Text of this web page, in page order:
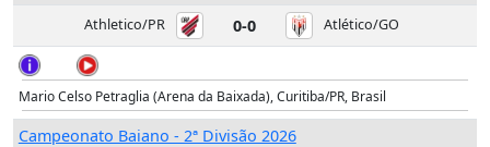
Athletico/PR 0-0 Atlético/GO
Mario Celso Petraglia (Arena da Baixada), Curitiba/PR, Brasil
Campeonato Baiano - 2ª Divisão 2026